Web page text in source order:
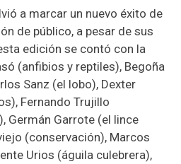
a marcar un nuevo éxito de
de público, a pesar de sus
edición se contó con la
(anfibios y reptiles), Begoña
Sanz (el lobo), Dexter
Fernando Trujillo
Germán Garrote (el lince
(conservación), Marcos
Urios (águila culebrera),